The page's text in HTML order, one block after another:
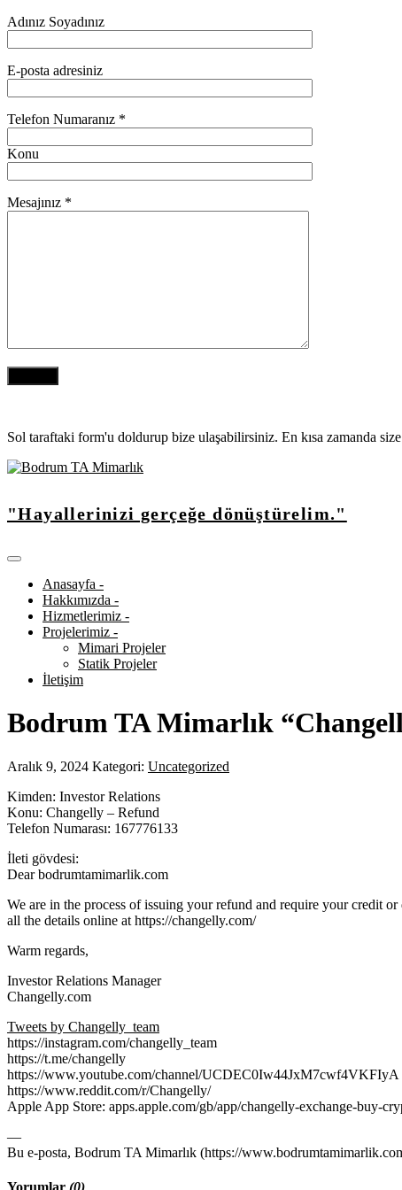
Adınız Soyadınız
E-posta adresiniz
Telefon Numaranız *
Konu
Mesajınız *
Sol taraftaki form'u doldurup bize ulaşabilirsiniz. En kısa zamanda
"Hayallerinizi gerçeğe dönüştürelim."
Anasayfa -
Hakkımızda -
Hizmetlerimiz -
Projelerimiz -
Mimari Projeler
Statik Projeler
İletişim
Bodrum TA Mimarlık
Aralık 9, 2024 Kategori: Uncategorized
Kimden: Investor Relations
Konu: Changelly – Refund
Telefon Numarası: 167776133
İleti gövdesi:
Dear bodrumtamimarlik.com
We are in the process of issuing your refund and require your credit
all the details online at https://changelly.com/
Warm regards,
Investor Relations Manager
Changelly.com
Tweets by Changelly_team
https://instagram.com/changelly_team
https://t.me/changelly
https://www.youtube.com/channel/UCDEC0Iw44JxM7cwf4VKFIyA
https://www.reddit.com/r/Changelly/
Apple App Store: apps.apple.com/gb/app/changelly-exchange-buy-
—
Bu e-posta, Bodrum TA Mimarlık (https://
Yorumlar (0)